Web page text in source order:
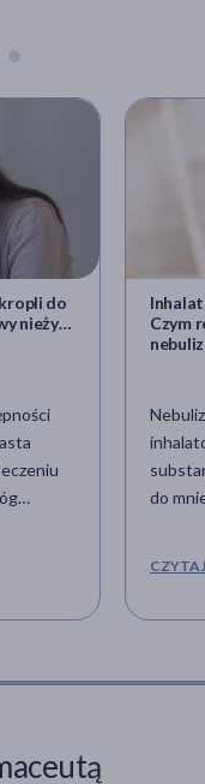
do
nieżyt
Czym
do